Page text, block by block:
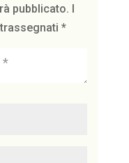
pubblicato. I
*